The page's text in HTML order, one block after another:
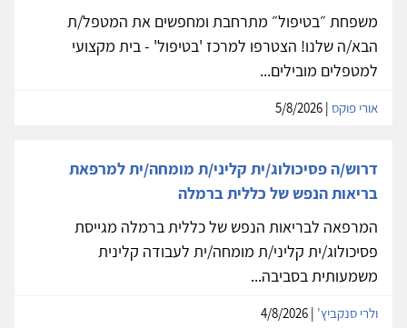
משפחת ״בטיפול״ מתרחבת ומחפשים את המטפל/ת
הבא/ה שלנו! הצטרפו למרכז 'בטיפול' - בית מקצועי
למטפלים מובילים...
אורי פוקס
דרוש/ה פסיכולוג/ית קליני/ת מומחה/ית למרפאת
בריאות הנפש של כללית ברמלה
המרפאה לבריאות הנפש של כללית ברמלה מגייסת
פסיכולוג/ית קליני/ת מומחה/ית לעבודה קלינית
משמעותית בסביבה...
ולרי סנקביץ'